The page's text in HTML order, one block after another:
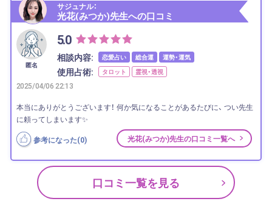
サジュナル：
光花(みつか)先生への口コミ
匿名
5.0
相談内容: 恋愛占い 総合運 運勢・運気
使用占術: タロット 霊視・透視
2025/04/06 22:13
本当にありがとうございます！ 何か気になることがあるたびに、 つい先生
に頼ってしまいます✨
参考になった(0) 光花(みつか)先生の口コミ一覧へ
口コミ一覧を見る